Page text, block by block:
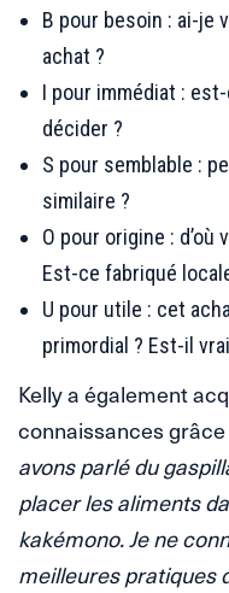
B pour besoin : ai-je
achat ?
I pour immédiat :
décider ?
S pour semblable :
similaire ?
O pour origine : d’où
Est-ce fabriqué
U pour utile : cet
primordial ? Est-il
Kelly a également
connaissances
avons parlé du
placer les aliments
kakémono. Je ne
meilleures pratiques